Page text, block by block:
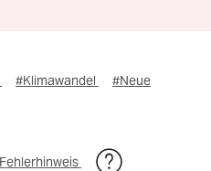
#Klimawandel
#Neue
Fehlerhinweis